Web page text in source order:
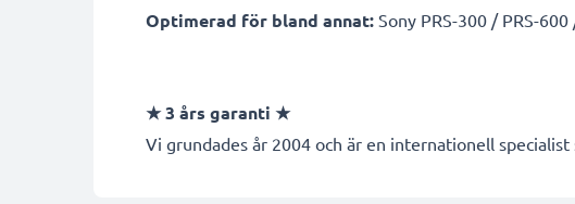
Optimerad för bland annat: Sony PRS-300 / PRS-
★3 års garanti ★
Vi grundades år 2004 och är en internationell